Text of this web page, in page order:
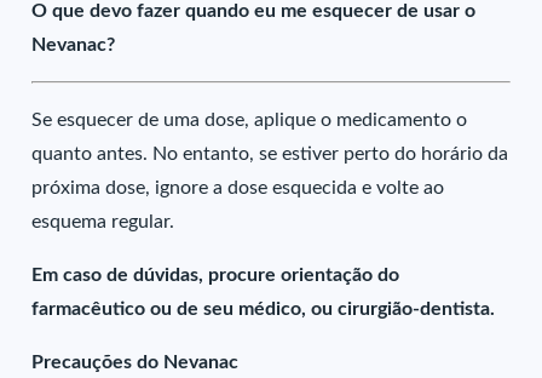
O que devo fazer quando eu me esquecer de usar o
Nevanac?
Se esquecer de uma dose, aplique o medicamento o
quanto antes. No entanto, se estiver perto do horário da
próxima dose, ignore a dose esquecida e volte ao
esquema regular.
Em caso de dúvidas, procure orientação do
farmacêutico ou de seu médico, ou cirurgião-dentista.
Precauções do Nevanac